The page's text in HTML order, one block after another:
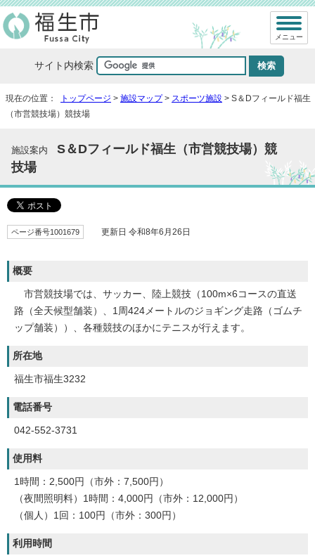
サイト内検索
メニュー
現在の位置： トップページ > 施設マップ> スポーツ施設 > S＆Dフィールド福生
（市営競技場）競技場
施設案内 S＆Dフィールド福生（市営競技場）競
技場
ページ番号1001679 更新日 令和8年6月26日
概要
市営競技場では、サッカー、陸上競技（100m×6コースの直送
路（全天候型舗装）、1周424メートルのジョギング走路（ゴムチ
ップ舗装））、各種競技のほかにテニスが行えます。
所在地
福生市福生3232
電話番号
042-552-3731
使用料
1時間：2,500円（市外：7,500円）
（夜間照明料）1時間：4,000円（市外：12,000円）
（個人）1回：100円（市外：300円）
利用時間